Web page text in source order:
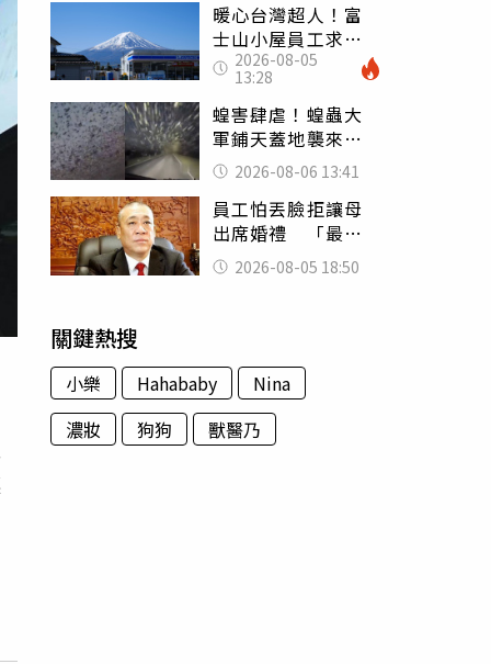
暖心台灣超人！富
士山小屋員工求助
「想活下去」 山
友狂背物資上山：
台灣真的是寶島
2026-08-05
13:28
蝗害肆虐！蝗蟲大
軍鋪天蓋地襲來宛
如末日 網驚：聖
經十災
2026-08-06 13:41
員工怕丟臉拒讓母
出席婚禮 「最愛
發錢老闆」震怒開
除：我看不起你
2026-08-05 18:50
關鍵熱搜
小樂 Hahababy
Nina
濃妝
狗狗 獸醫乃